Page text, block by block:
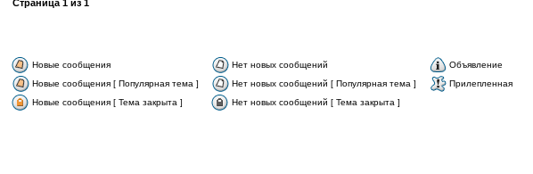
Страница 1 из 1
Новые сообщения Нет новых сообщений
Объявление
Новые сообщения [ Популярная тема ]
Нет новых сообщений [ Популярная тема ]
Прилепленная
Новые сообщения [ Тема закрыта ]
Нет новых сообщений [ Тема закрыта ]